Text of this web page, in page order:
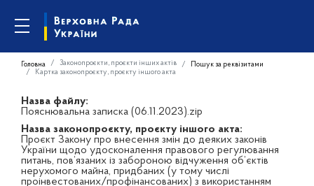
Головна Законопроєкти, проєкти інших актів
Пошук за реквізитами
Картка законопроєкту, проєкту іншого акта
Назва файлу:
Пояснювальна записка (06.11.2023).zip
Назва законопроєкту, проєкту іншого акта:
Проєкт Закону про внесення змін до деяких законів
України щодо удосконалення правового регулювання
питань, пов’язаних із забороною відчуження об’єктів
нерухомого майна, придбаних (у тому числі
проінвестованих/профінансованих) з використанням